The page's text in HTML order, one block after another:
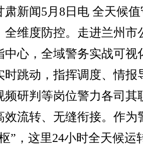
新闻5月8日电 全天候值
全维度防控。走进兰州市
中心，全域警务实战可视
时跳动，指挥调度、情报
频研判等岗位警力各司其
效流转、无缝衔接。作为
”，这里24小时全天候运